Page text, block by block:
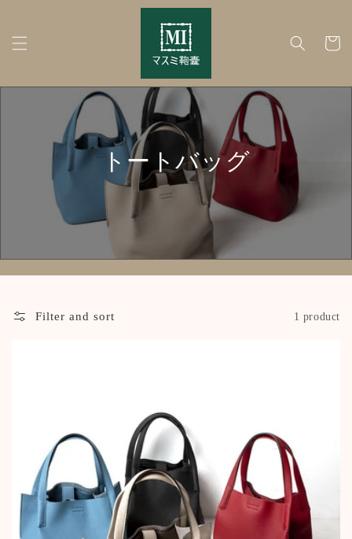
Cart
C
o
l
l
e
c
:
トートバッグ
Filter and sort 1 product